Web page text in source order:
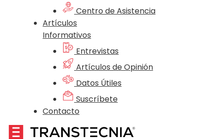
Centro de Asistencia
Artículos
Informativos
Entrevistas
Artículos de Opinión
Datos Útiles
Suscríbete
Contacto